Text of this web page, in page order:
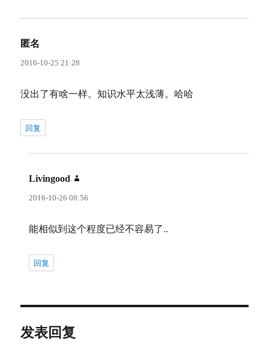
匿名
道：
2016-10-25 21:28
没出了有啥一样。知识水平太浅薄。哈哈
回复
Livingood
道：
2016-10-26 08:56
能相似到这个程度已经不容易了..
回复
发表回复